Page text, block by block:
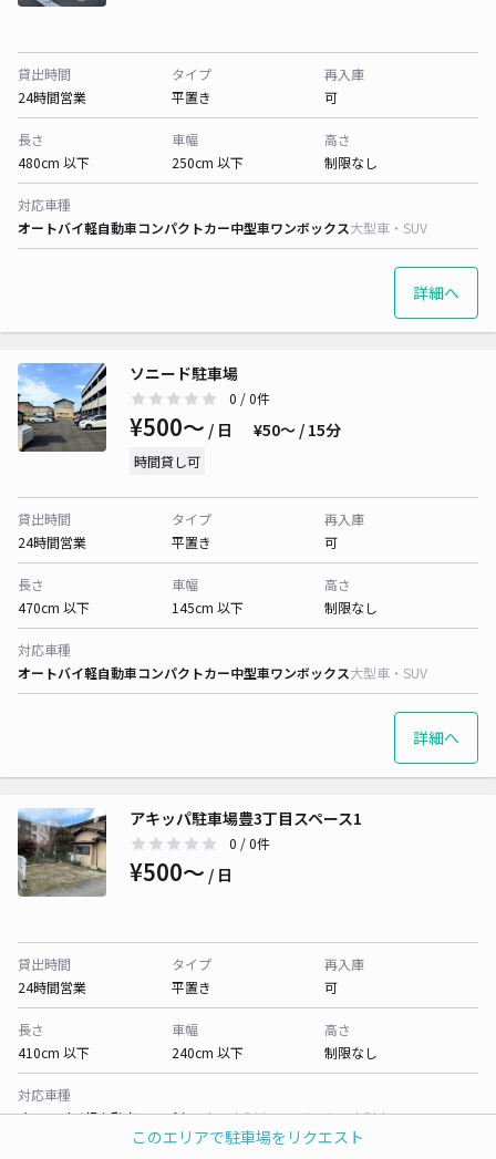
このエリアで駐車場をリクエスト
貸出時間
24時間営業
タイプ
平置き
再入庫
可
長さ
480cm 以下
車幅
250cm 以下
高さ
制限なし
対応車種
オートバイ軽自動車コンパクトカー中型車ワンボックス大型車・SUV
詳細へ
ソニード駐車場
0 / 0件
¥500〜 / 日 ¥50〜 / 15分
時間貸し可
貸出時間
24時間営業
タイプ
平置き
再入庫
可
長さ
470cm 以下
車幅
145cm 以下
高さ
制限なし
対応車種
オートバイ軽自動車コンパクトカー中型車ワンボックス大型車・SUV
詳細へ
アキッパ駐車場豊3丁目スペース1
0 / 0件
¥500〜 / 日
貸出時間
24時間営業
タイプ
平置き
再入庫
可
長さ
410cm 以下
車幅
240cm 以下
高さ
制限なし
対応車種
オートバイ軽自動車コンパクトカー中型車ワンボックス大型車・SUV